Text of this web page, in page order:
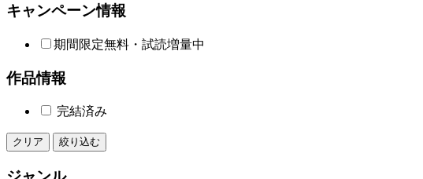
キャンペーン情報
期間限定無料・試読増量中
作品情報
完結済み
クリア 絞り込む